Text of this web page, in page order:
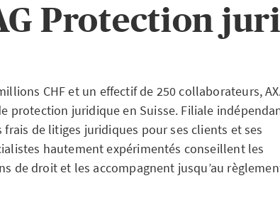
Protection
CHF et un effectif de 250 collaborateurs,
protection juridique en Suisse. Filiale
frais de litiges juridiques pour ses clients et ses
hautement expérimentés conseillent les
de droit et les accompagnent jusqu’au